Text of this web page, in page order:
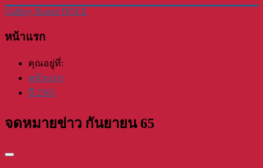
Gallery Banmi DOLE
หน้าแรก
คุณอยู่ที่:
หน้าแรก
ปี 2565
จดหมายข่าว กันยายน 65